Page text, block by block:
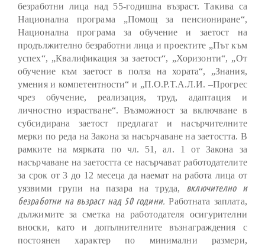
безработни лица над 55-годишна възраст. Такива са
Национална програма „Помощ за пенсиониране“,
Национална програма за обучение и заетост на
продължително безработни лица и проектите „Път към
успех“, „Квалификация за заетост“, „Хоризонти“, „От
обучение към заетост в полза на хората“, „Знания,
умения и компетентности“ и „П.О.Р.Т.А.Л.И. –Прогрес
чрез обучение, реализация, труд, адаптация и
личностно израстване“. Възможност за включване в
субсидирана заетост предлагат и насърчителните
мерки по реда на Закона за насърчаване на заетостта. В
рамките на мярката по чл. 51, ал. 1 от Закона за
насърчаване на заетостта се насърчават работодателите
за срок от 3 до 12 месеца да наемат на работа лица от
уязвими групи на пазара на труда, включително и
безработни на възраст над 50 години. Работната заплата,
дължимите за сметка на работодателя осигурителни
вноски, като и допълнителните възнаграждения с
постоянен характер по минимални размери,